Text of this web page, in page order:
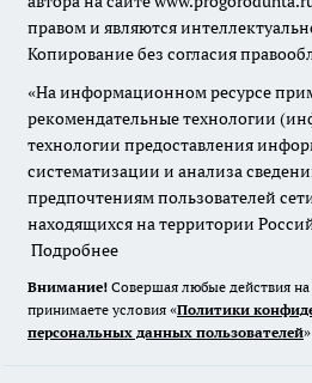
правом и являются
Копирование без согласия
«На информационном ресурсе
рекомендательные технологии
технологии предоставления
систематизации и анализа
предпочтениям пользователей
находящихся на территории
Подробнее
Внимание! Совершая любые действия
принимаете условия «Политики
персональных данных пользователей»